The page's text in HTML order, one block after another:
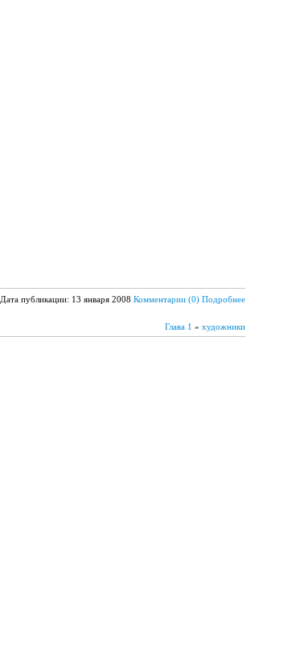
Дата публикации: 13 января 2008 Комментарии (0) Подробнее
Глава 1 » художники